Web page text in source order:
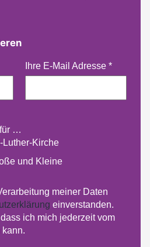
Ihre E-Mail Adresse *
…
Luther-Kirche
und Kleine
meiner Daten
einverstanden.
ich mich jederzeit vom
kann.